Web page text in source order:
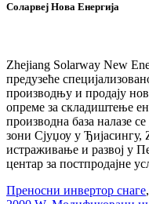
Соларвеј Нова Енергија
Zhejiang Solarway New
предузеће
производњу и продају
опреме за складиштење
производна база налазе
зони Сјуџоу у Ђијасингу,
истраживање и развој у
центар за постпродајне
Преносни инвертор снаге,